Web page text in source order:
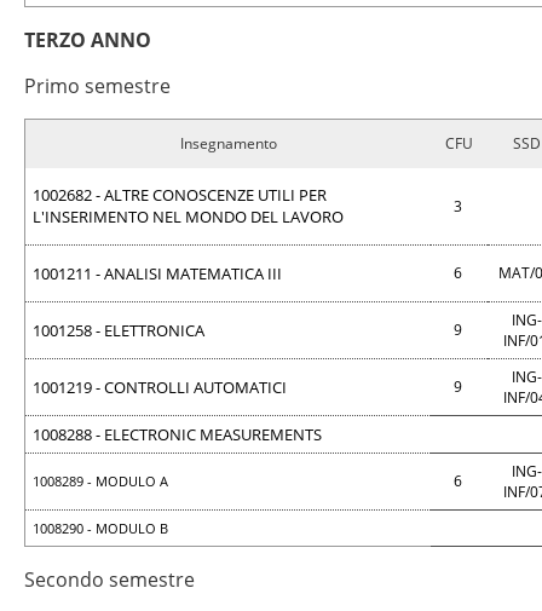
TERZO ANNO
Primo semestre
Insegnamento CFU SSD
1002682 - ALTRE CONOSCENZE UTILI PER
L'INSERIMENTO NEL MONDO DEL LAVORO
3
1001211 - ANALISI MATEMATICA III 6 MAT/
1001258 - ELETTRONICA 9
ING-
INF/
1001219 - CONTROLLI AUTOMATICI 9
ING-
INF/
1008288 - ELECTRONIC MEASUREMENTS
1008289 - MODULO A 6
ING-
INF/
1008290 - MODULO B
Secondo semestre